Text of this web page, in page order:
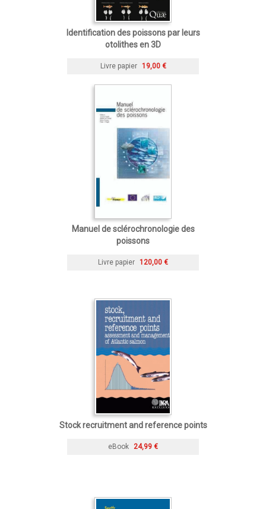
Identification des poissons par leurs
otolithes en 3D
Livre papier 19,00 €
Manuel de sclérochronologie des
poissons
Livre papier 120,00 €
Stock recruitment and reference points
eBook 24,99 €